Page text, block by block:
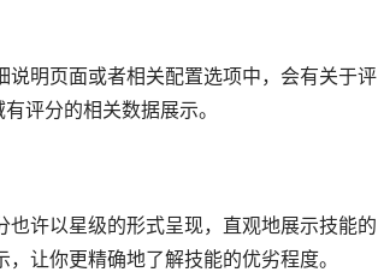
明页面或者相关配置选项中，会有关于评
评分的相关数据展示。
许以星级的形式呈现，直观地展示技能的
让你更精确地了解技能的优劣程度。